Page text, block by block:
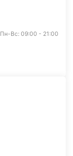
Пн-Вс: 09:00 - 21:00